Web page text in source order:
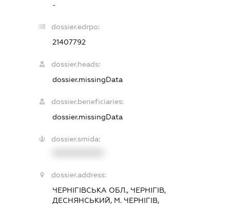
-
dossier.edrpo:
21407792
dossier.heads:
dossier.missingData
dossier.beneficiaries:
dossier.missingData
dossier.smida:
dossier.address:
ЧЕРНІГІВСЬКА ОБЛ., ЧЕРНІГІВ,
ДЕСНЯНСЬКИЙ, М. ЧЕРНІГІВ,